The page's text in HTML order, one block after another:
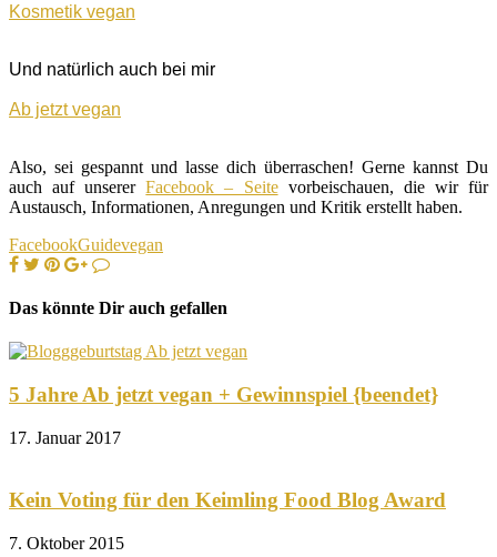
Kosmetik vegan
Und natürlich auch bei mir
Ab jetzt vegan
Also, sei gespannt und lasse dich überraschen! Gerne kannst Du
auch auf unsererFacebook – Seitevorbeischauen, die wir für
Austausch, Informationen, Anregungen und Kritik erstellt haben.
FacebookGuidevegan
Das könnte Dir auch gefallen
5 Jahre Ab jetzt vegan + Gewinnspiel {beendet}
17. Januar 2017
Kein Voting für den Keimling Food Blog Award
7. Oktober 2015